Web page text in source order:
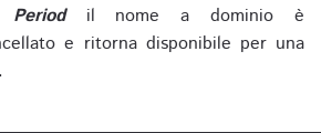
Periodil nome a dominio è
e ritorna disponibile per una